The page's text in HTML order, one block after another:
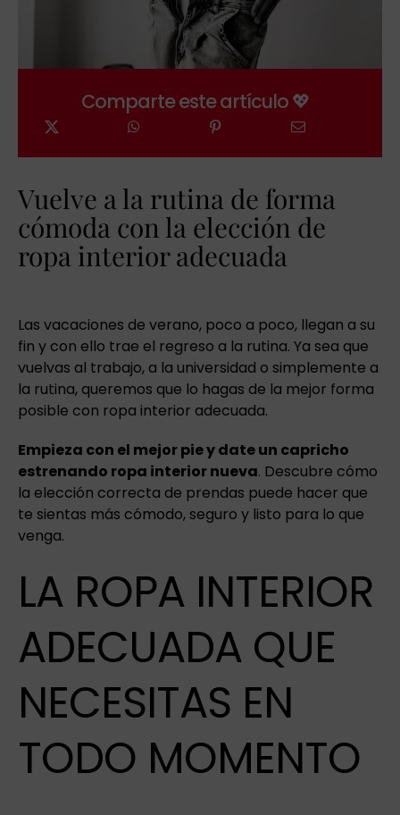
Comparte este artículo 💖
Vuelve a la rutina de forma
cómoda con la elección de
ropa interior adecuada
Las vacaciones de verano, poco a poco, llegan a su
fin y con ello trae el regreso a la rutina. Ya sea que
vuelvas al trabajo, a la universidad o simplemente a
la rutina, queremos que lo hagas de la mejor forma
posible con ropa interior adecuada.
Empieza con el mejor pie y date un capricho
estrenando ropa interior nueva. Descubre cómo
la elección correcta de prendas puede hacer que
te sientas más cómodo, seguro y listo para lo que
venga.
LA ROPA INTERIOR
ADECUADA QUE
NECESITAS EN
TODO MOMENTO